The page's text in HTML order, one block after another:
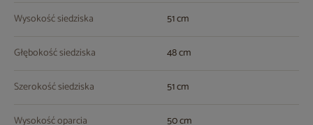
Wysokość siedziska 51 cm
Głębokość siedziska 48 cm
Szerokość siedziska 51 cm
Wysokość oparcia 50 cm